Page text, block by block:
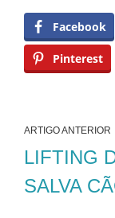
Facebook
Pinterest
ARTIGO ANTERIOR
LIFTING
SALVA